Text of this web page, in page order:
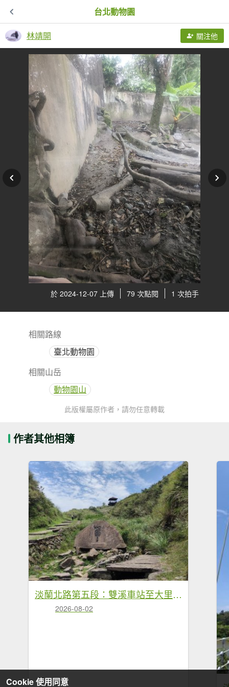
台北動物園
林靖開 關注他
於 2024-12-07 上傳 79 次點閱 1 次拍手
相關路線
臺北動物園
相關山岳
動物園山
此版權屬原作者，請勿任意轉載
作者其他相簿
淡蘭北路第五段：雙溪車站至大里車站
2026-08-02
Cookie 使用同意